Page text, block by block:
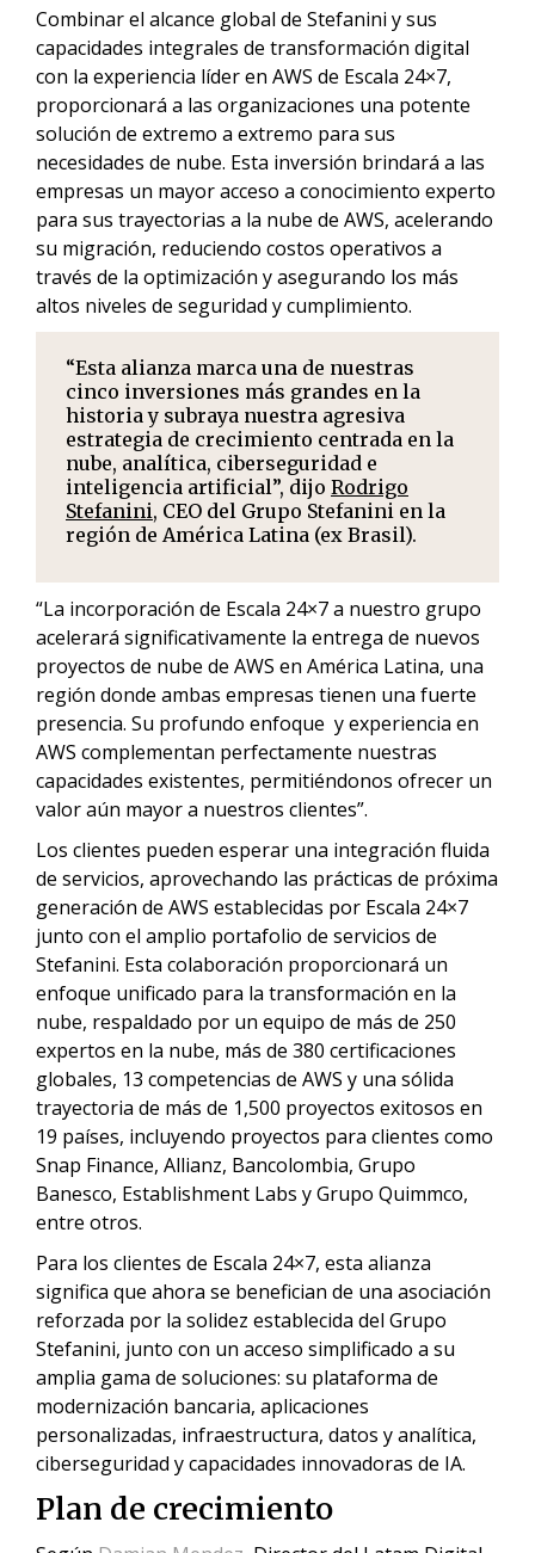
Combinar el alcance global de Stefanini y sus
capacidades integrales de transformación digital
con la experiencia líder en AWS de Escala 24×7,
proporcionará a las organizaciones una potente
solución de extremo a extremo para sus
necesidades de nube. Esta inversión brindará a las
empresas un mayor acceso a conocimiento experto
para sus trayectorias a la nube de AWS, acelerando
su migración, reduciendo costos operativos a
través de la optimización y asegurando los más
altos niveles de seguridad y cumplimiento.
“Esta alianza marca una de nuestras
cinco inversiones más grandes en la
historia y subraya nuestra agresiva
estrategia de crecimiento centrada en la
nube, analítica, ciberseguridad e
inteligencia artificial”, dijo Rodrigo
Stefanini, CEO del Grupo Stefanini en la
región de América Latina (ex Brasil).
“La incorporación de Escala 24×7 a nuestro grupo
acelerará significativamente la entrega de nuevos
proyectos de nube de AWS en América Latina, una
región donde ambas empresas tienen una fuerte
presencia. Su profundo enfoque y experiencia en
AWS complementan perfectamente nuestras
capacidades existentes, permitiéndonos ofrecer un
valor aún mayor a nuestros clientes”.
Los clientes pueden esperar una integración fluida
de servicios, aprovechando las prácticas de próxima
generación de AWS establecidas por Escala 24×7
junto con el amplio portafolio de servicios de
Stefanini. Esta colaboración proporcionará un
enfoque unificado para la transformación en la
nube, respaldado por un equipo de más de 250
expertos en la nube, más de 380 certificaciones
globales, 13 competencias de AWS y una sólida
trayectoria de más de 1,500 proyectos exitosos en
19 países, incluyendo proyectos para clientes como
Snap Finance, Allianz, Bancolombia, Grupo
Banesco, Establishment Labs y Grupo Quimmco,
entre otros.
Para los clientes de Escala 24×7, esta alianza
significa que ahora se benefician de una asociación
reforzada por la solidez establecida del Grupo
Stefanini, junto con un acceso simplificado a su
amplia gama de soluciones: su plataforma de
modernización bancaria, aplicaciones
personalizadas, infraestructura, datos y analítica,
ciberseguridad y capacidades innovadoras de IA.
Plan de crecimiento